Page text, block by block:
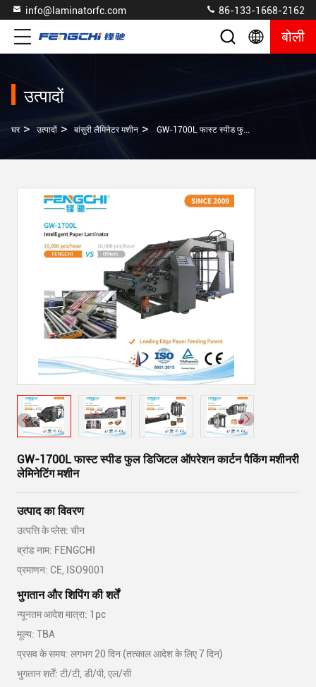
info@laminatorfc.com 86-133-1668-2162
बोली
उत्पादों
घर > उत्पादों > बांसुरी लैमिनेटर मशीन > GW-1700L फास्ट स्पीड फुल डिजिटल ऑपरेशन कार्टन पैकिंग मशीनरी लेमिनेटिंग मशीन
GW-1700L फास्ट स्पीड फुल डिजिटल ऑपरेशन कार्टन पैकिंग मशीनरी
लेमिनेटिंग मशीन
उत्पाद का विवरण
उत्पत्ति के प्लेस: चीन
ब्रांड नाम: FENGCHI
प्रमाणन: CE, ISO9001
भुगतान और शिपिंग की शर्तें
न्यूनतम आदेश मात्रा: 1pc
मूल्य: TBA
प्रसव के समय: लगभग 20 दिन (तत्काल आदेश के लिए 7 दिन)
भुगतान शर्तें: टी/टी, डी/पी, एल/सी